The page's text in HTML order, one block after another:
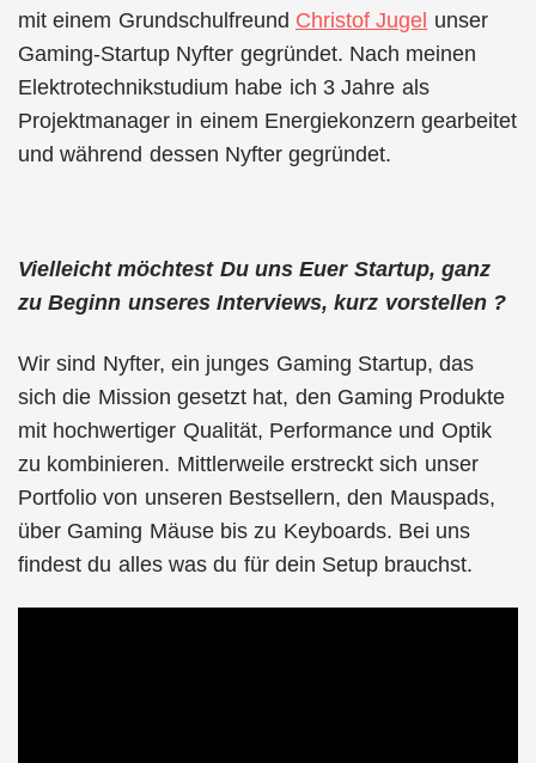
mit einem Grundschulfreund Christof Jugel unser
Gaming-Startup Nyfter gegründet. Nach meinen
Elektrotechnikstudium habe ich 3 Jahre als
Projektmanager in einem Energiekonzern gearbeitet
und während dessen Nyfter gegründet.
Vielleicht möchtest Du uns Euer Startup, ganz
zu Beginn unseres Interviews, kurz vorstellen ?
Wir sind Nyfter, ein junges Gaming Startup, das
sich die Mission gesetzt hat, den Gaming Produkte
mit hochwertiger Qualität, Performance und Optik
zu kombinieren. Mittlerweile erstreckt sich unser
Portfolio von unseren Bestsellern, den Mauspads,
über Gaming Mäuse bis zu Keyboards. Bei uns
findest du alles was du für dein Setup brauchst.